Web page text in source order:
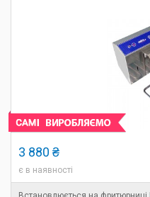
3 880 ₴
є в наявності